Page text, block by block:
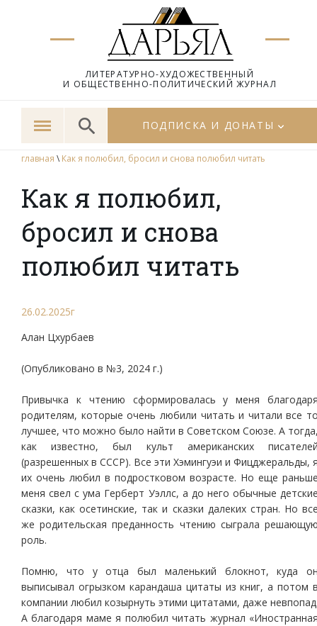
ЛИТЕРАТУРНО-ХУДОЖЕСТВЕННЫЙ
И ОБЩЕСТВЕННО-ПОЛИТИЧЕСКИЙ ЖУРНАЛ
ПОДПИСКА И ДОНАТЫ
главная \ Как я полюбил, бросил и снова полюбил читать
Как я полюбил,
бросил и снова
полюбил читать
26.02.2025г
Алан Цхурбаев
(Опубликовано в №3, 2024 г.)
Привычка к чтению сформировалась у меня
родителям, которые очень любили читать и читали все
лучшее, что можно было найти в Советском Союзе. А
как известно, был культ американских
(разрешенных в СССР). Все эти Хэмингуэи и Фицджеральды,
их очень любил в подростковом возрасте. Но еще
меня свел с ума Герберт Уэллс, а до него обычные
сказки, как осетинские, так и сказки далеких стран. Но
же родительская преданность чтению сыграла
роль.
Помню, что у отца был маленький блокнот, куда
выписывал огрызком карандаша цитаты из книг, а потом
компании любил козырнуть этими цитатами, даже
А благодаря маме я полюбил читать журнал